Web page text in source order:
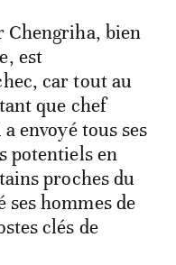
Chengriha, bien
est
car tout au
que chef
envoyé tous ses
potentiels en
proches du
ses hommes de
clés de